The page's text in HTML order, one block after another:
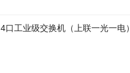
4口工业级交换机（上联一光一电）